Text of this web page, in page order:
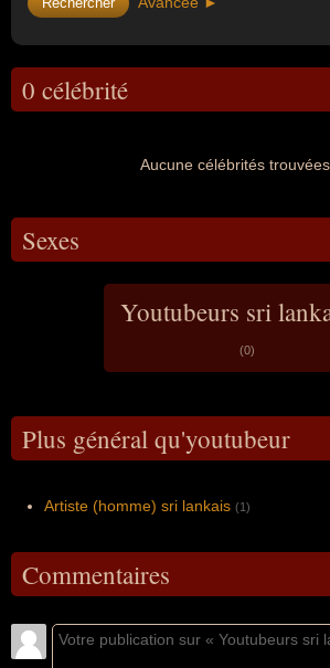
0 célébrité
Aucune célébrités
Sexes
Youtubeurs sri
(0)
Plus général qu'youtubeur
Artiste (homme) sri lankais (1)
Commentaires